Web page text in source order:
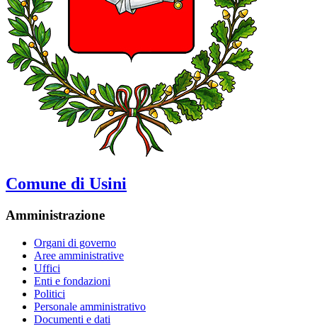
Comune di Usini
Amministrazione
Organi di governo
Aree amministrative
Uffici
Enti e fondazioni
Politici
Personale amministrativo
Documenti e dati